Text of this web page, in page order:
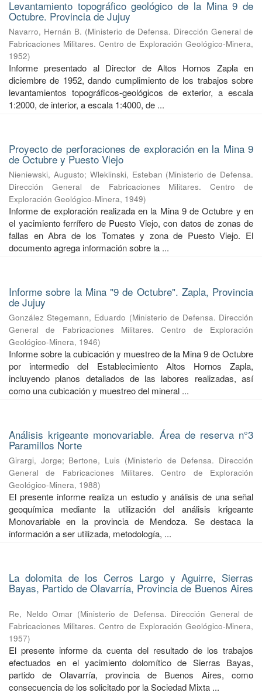
Levantamiento topográfico geológico de la Mina 9 de
Octubre. Provincia de Jujuy
Navarro, Hernán B. (Ministerio de Defensa. Dirección General de
Fabricaciones Militares. Centro de Exploración Geológico-Minera,
1952)
Informe presentado al Director de Altos Hornos Zapla en
diciembre de 1952, dando cumplimiento de los trabajos sobre
levantamientos topográficos-geológicos de exterior, a escala
1:2000, de interior, a escala 1:4000, de ...
Proyecto de perforaciones de exploración en la Mina 9
de Octubre y Puesto Viejo
Nieniewski, Augusto; Wleklinski, Esteban (Ministerio de Defensa.
Dirección General de Fabricaciones Militares. Centro de
Exploración Geológico-Minera, 1949)
Informe de exploración realizada en la Mina 9 de Octubre y en
el yacimiento ferrífero de Puesto Viejo, con datos de zonas de
fallas en Abra de los Tomates y zona de Puesto Viejo. El
documento agrega información sobre la ...
Informe sobre la Mina "9 de Octubre". Zapla, Provincia
de Jujuy
González Stegemann, Eduardo (Ministerio de Defensa. Dirección
General de Fabricaciones Militares. Centro de Exploración
Geológico-Minera, 1946)
Informe sobre la cubicación y muestreo de la Mina 9 de Octubre
por intermedio del Establecimiento Altos Hornos Zapla,
incluyendo planos detallados de las labores realizadas, así
como una cubicación y muestreo del mineral ...
Análisis krigeante monovariable. Área de reserva n°3
Paramillos Norte
Girargi, Jorge; Bertone, Luis (Ministerio de Defensa. Dirección
General de Fabricaciones Militares. Centro de Exploración
Geológico-Minera, 1988)
El presente informe realiza un estudio y análisis de una señal
geoquímica mediante la utilización del análisis krigeante
Monovariable en la provincia de Mendoza. Se destaca la
información a ser utilizada, metodología, ...
La dolomita de los Cerros Largo y Aguirre, Sierras
Bayas, Partido de Olavarría, Provincia de Buenos Aires
Re, Neldo Omar (Ministerio de Defensa. Dirección General de
Fabricaciones Militares. Centro de Exploración Geológico-Minera,
1957)
El presente informe da cuenta del resultado de los trabajos
efectuados en el yacimiento dolomítico de Sierras Bayas,
partido de Olavarría, provincia de Buenos Aires, como
consecuencia de los solicitado por la Sociedad Mixta ...